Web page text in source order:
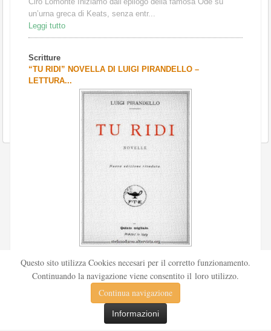
un’urna greca di Keats, senza entr...
Leggi tutto
Scritture
“TU RIDI” NOVELLA DI LUIGI PIRANDELLO –
LETTURA...
Pubblicata nel 1912 sul «Corriere della sera», la novella Tu
ridi fu successivamente inserita nella ...
Questo sito utilizza Cookies necesari per il corretto funzionamento.
Continuando la navigazione viene consentito il loro utilizzo.
Continua navigazione
Informazioni